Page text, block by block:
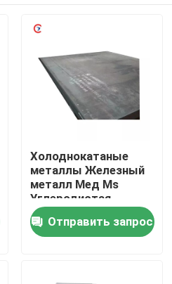
Холоднокатаные
металлы Железный
металл Мед Ms
Углеродистая
стальная плита для
строительного
материала /
Отправить запрос